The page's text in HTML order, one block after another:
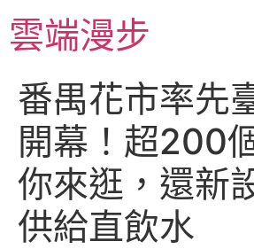
至雲端漫步
番禺花市率先
開幕！超200
你來逛，還新
供給直飲水